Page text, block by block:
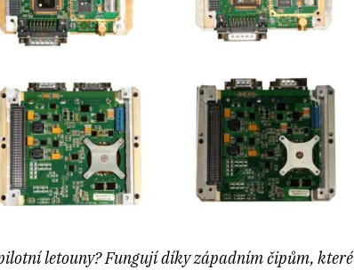
letouny? Fungují díky západním čipům, které